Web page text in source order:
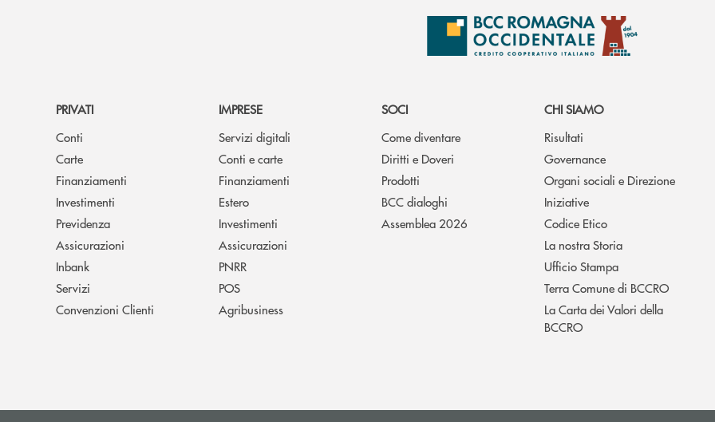
PRIVATI
Conti
Carte
Finanziamenti
Investimenti
Previdenza
Assicurazioni
Inbank
Servizi
Convenzioni Clienti
IMPRESE
Servizi digitali
Conti e carte
Finanziamenti
Estero
Investimenti
Assicurazioni
PNRR
POS
Agribusiness
SOCI
Come diventare
Diritti e Doveri
Prodotti
BCC dialoghi
Assemblea 2026
CHI SIAMO
Risultati
Governance
Organi sociali e Direzione
Iniziative
Codice Etico
La nostra Storia
Ufficio Stampa
Terra Comune di BCCRO
La Carta dei Valori della
BCCRO